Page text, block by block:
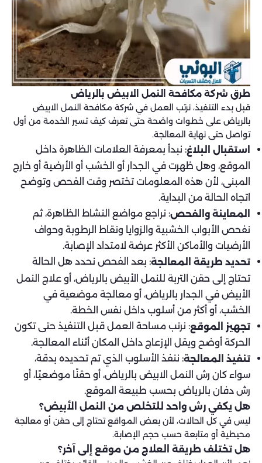
طرق شركة مكافحة النمل الابيض بالرياض
قبل بدء التنفيذ، نرتب العمل في شركة مكافحة النمل الابيض
بالرياض على خطوات واضحة حتى تعرف كيف تسير الخدمة من أول
تواصل حتى نهاية المعالجة.
استقبال البلاغ: نبدأ بمعرفة العلامات الظاهرة داخل
الموقع، وهل ظهرت في الجدار أو الخشب أو الأرضية أو خارج
المبنى، لأن هذه المعلومات تختصر وقت الفحص وتوضح
اتجاه الحالة من البداية.
المعاينة والفحص: نراجع مواضع النشاط الظاهرة، ثم
نفحص الأبواب الخشبية والزوايا ونقاط الرطوبة وحواف
الأرضيات والأماكن الأكثر عرضة لامتداد الإصابة.
تحديد طريقة المعالجة: بعد الفحص نحدد هل الحالة
تحتاج إلى حقن التربة للنمل الأبيض بالرياض، أو علاج النمل
الأبيض في الجدار بالرياض، أو معالجة موضعية في
الخشب، أو أكثر من أسلوب داخل نفس الخطة.
تجهيز الموقع: نرتب مساحة العمل قبل التنفيذ حتى تكون
الحركة أوضح ويقل الإزعاج داخل المكان أثناء المعالجة.
تنفيذ المعالجة: ننفذ الأسلوب الذي تم تحديده بدقة،
سواء كان رش النمل الابيض بالرياض، أو حقنًا موضعيًا، أو
رش دفان بالرياض بحسب طبيعة الموقع.
هل يكفي رش واحد للتخلص من النمل الأبيض؟
ليس في كل الحالات، لأن بعض المواقع تحتاج إلى حقن أو معالجة
محيطية أو متابعة حسب حجم الإصابة.
هل تختلف طريقة العلاج من موقع إلى آخر؟